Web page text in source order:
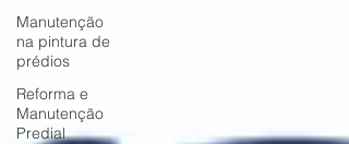
Manutenção
na pintura de
prédios
Reforma e
Manutenção
Predial